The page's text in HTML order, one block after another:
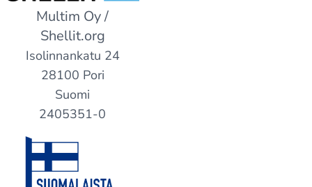
Multim Oy /
Shellit.org
Isolinnankatu 24
28100 Pori
Suomi
2405351-0